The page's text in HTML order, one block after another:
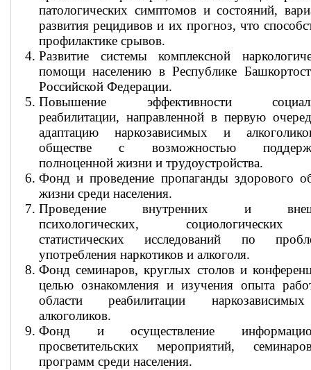
патологических симптомов и состояний,
развития рецидивов и их прогноз, что
профилактике срывов.
Развитие системы комплексной
помощи населению в Республике
Российской Федерации.
Повышение эффективности
реабилитации, направленной в первую
адаптацию наркозависимых и
обществе с возможностью
полноценной жизни и трудоустройства.
Фонд и проведение пропаганды здорового
жизни среди населения.
Проведение внутренних и
психологических,
статистических исследований по
употребления наркотиков и алкоголя.
Фонд семинаров, круглых столов и
целью ознакомления и изучения опыта
области реабилитации
алкоголиков.
Фонд и осуществление
просветительских мероприятий,
программ среди населения.